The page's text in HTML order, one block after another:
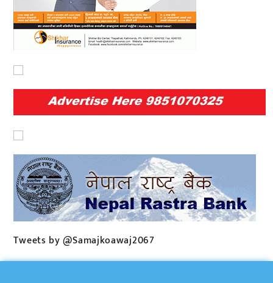
Tweets by @Samajkoawaj2067